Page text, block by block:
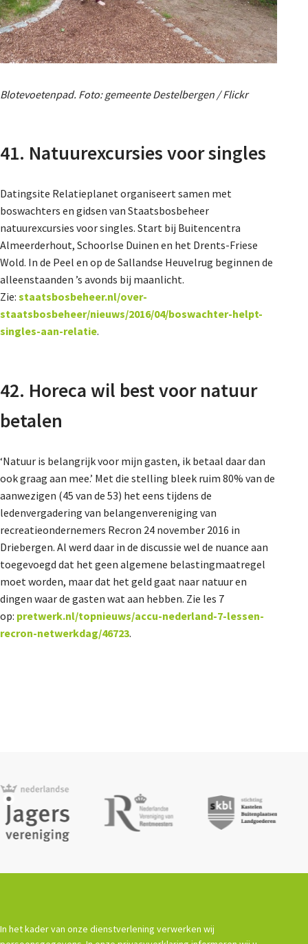
Blotevoetenpad. Foto: gemeente Destelbergen / Flickr
41. Natuurexcursies voor singles
Datingsite Relatieplanet organiseert samen met
boswachters en gidsen van Staatsbosbeheer
natuurexcursies voor singles. Start bij Buitencentra
Almeerderhout, Schoorlse Duinen en het Drents-Friese
Wold. In de Peel en op de Sallandse Heuvelrug beginnen de
alleenstaanden ’s avonds bij maanlicht.
Zie: staatsbosbeheer.nl/over-
staatsbosbeheer/nieuws/2016/04/boswachter-helpt-
singles-aan-relatie.
42. Horeca wil best voor natuur
betalen
‘Natuur is belangrijk voor mijn gasten, ik betaal daar dan
ook graag aan mee.’ Met die stelling bleek ruim 80% van de
aanwezigen (45 van de 53) het eens tijdens de
ledenvergadering van belangenvereniging van
recreatieondernemers Recron 24 november 2016 in
Driebergen. Al werd daar in de discussie wel de nuance aan
toegevoegd dat het geen algemene belastingmaatregel
moet worden, maar dat het geld gaat naar natuur en
dingen waar de gasten wat aan hebben. Zie les 7
op: pretwerk.nl/topnieuws/accu-nederland-7-lessen-
recron-netwerkdag/46723.
In het kader van onze dienstverlening verwerken wij